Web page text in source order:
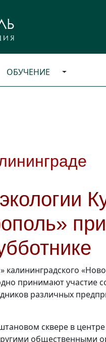
ОБУЧЕНИЕ
принимают участие
различных
сквере в
общественными